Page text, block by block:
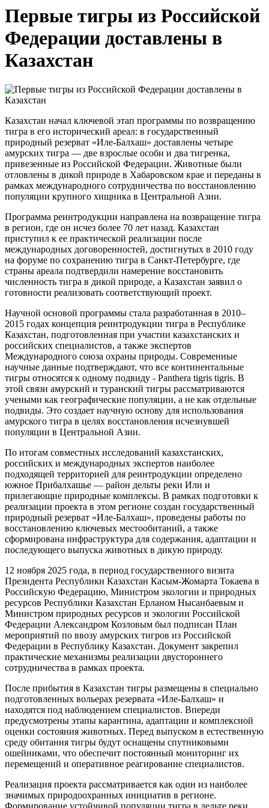
Первые тигры из Российской
Федерации доставлены в
Казахстан
Казахстан начал ключевой этап программы по возвращению
тигра в его исторический ареал: в государственный
природный резерват «Иле-Балхаш» доставлены четыре
амурских тигра — две взрослые особи и два тигренка,
привезенные из Российской Федерации. Животные были
отловлены в дикой природе в Хабаровском крае и переданы в
рамках международного сотрудничества по восстановлению
популяции крупного хищника в Центральной Азии.
Программа реинтродукции направлена на возвращение тигра
в регион, где он исчез более 70 лет назад. Казахстан
приступил к ее практической реализации после
международных договоренностей, достигнутых в 2010 году
на форуме по сохранению тигра в Санкт-Петербурге, где
страны ареала подтвердили намерение восстановить
численность тигра в дикой природе, а Казахстан заявил о
готовности реализовать соответствующий проект.
Научной основой программы стала разработанная в 2010–
2015 годах концепция реинтродукции тигра в Республике
Казахстан, подготовленная при участии казахстанских и
российских специалистов, а также экспертов
Международного союза охраны природы. Современные
научные данные подтверждают, что все континентальные
тигры относятся к одному подвиду - Panthera tigris tigris. В
этой связи амурский и туранский тигры рассматриваются
учеными как географические популяции, а не как отдельные
подвиды. Это создает научную основу для использования
амурского тигра в целях восстановления исчезнувшей
популяции в Центральной Азии.
По итогам совместных исследований казахстанских,
российских и международных экспертов наиболее
подходящей территорией для реинтродукции определено
южное Прибалхашье — район дельты реки Или и
прилегающие природные комплексы. В рамках подготовки к
реализации проекта в этом регионе создан государственный
природный резерват «Иле-Балхаш», проведены работы по
восстановлению ключевых местообитаний, а также
сформирована инфраструктура для содержания, адаптации и
последующего выпуска животных в дикую природу.
12 ноября 2025 года, в период государственного визита
Президента Республики Казахстан Касым-Жомарта Токаева в
Российскую Федерацию, Министром экологии и природных
ресурсов Республики Казахстан Ерланом Нысанбаевым и
Министром природных ресурсов и экологии Российской
Федерации Александром Козловым был подписан План
мероприятий по ввозу амурских тигров из Российской
Федерации в Республику Казахстан. Документ закрепил
практические механизмы реализации двустороннего
сотрудничества в рамках проекта.
После прибытия в Казахстан тигры размещены в специально
подготовленных вольерах резервата «Иле-Балхаш» и
находятся под наблюдением специалистов. Впереди
предусмотрены этапы карантина, адаптации и комплексной
оценки состояния животных. Перед выпуском в естественную
среду обитания тигры будут оснащены спутниковыми
ошейниками, что обеспечит постоянный мониторинг их
перемещений и оперативное реагирование специалистов.
Реализация проекта рассматривается как один из наиболее
значимых природоохранных инициатив в регионе.